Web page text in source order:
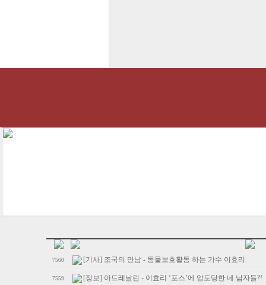
7560 [기사] 조국의 만남 - 동물보호활동 하는 가수 이효리
7559 [정보] 아드레날린 - 이효리 ‘포스’에 압도당한 네 남자들?!